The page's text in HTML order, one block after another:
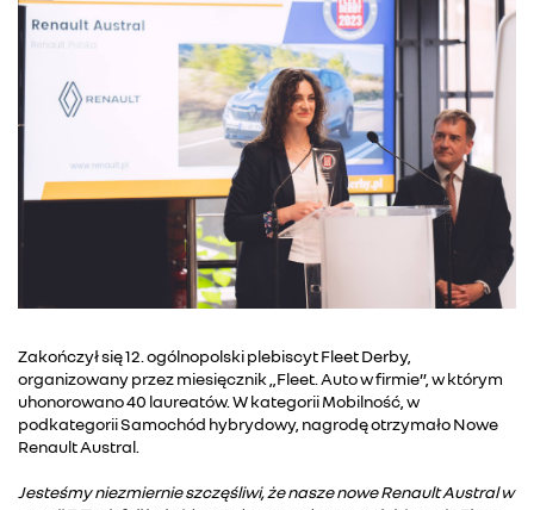
Zakończył się 12. ogólnopolski plebiscyt Fleet Derby,
organizowany przez miesięcznik „Fleet. Auto w firmie”, w którym
uhonorowano 40 laureatów. W kategorii Mobilność, w
podkategorii Samochód hybrydowy, nagrodę otrzymało Nowe
Renault Austral.
Jesteśmy niezmiernie szczęśliwi, że nasze nowe Renault Austral w